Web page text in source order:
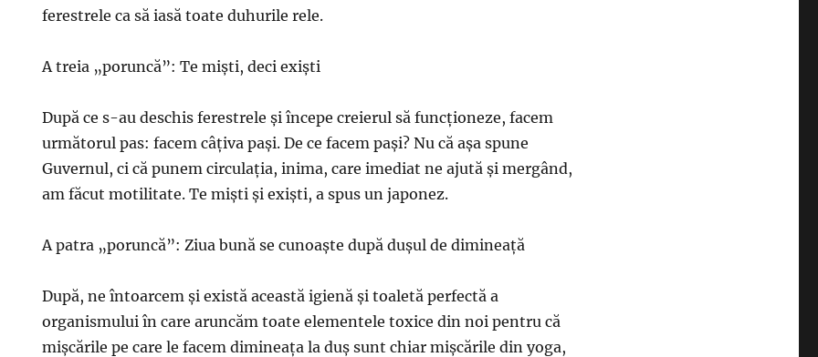
ferestrele ca să iasă toate duhurile rele.
A treia „poruncă”: Te mişti, deci exişti
După ce s-au deschis ferestrele şi începe creierul să funcţioneze, facem
următorul pas: facem câţiva paşi. De ce facem paşi? Nu că aşa spune
Guvernul, ci că punem circulaţia, inima, care imediat ne ajută şi mergând,
am făcut motilitate. Te mişti şi exişti, a spus un japonez.
A patra „poruncă”: Ziua bună se cunoaşte după duşul de dimineaţă
După, ne întoarcem şi există această igienă şi toaletă perfectă a
organismului în care aruncăm toate elementele toxice din noi pentru că
mişcările pe care le facem dimineaţa la duş sunt chiar mişcările din yoga,